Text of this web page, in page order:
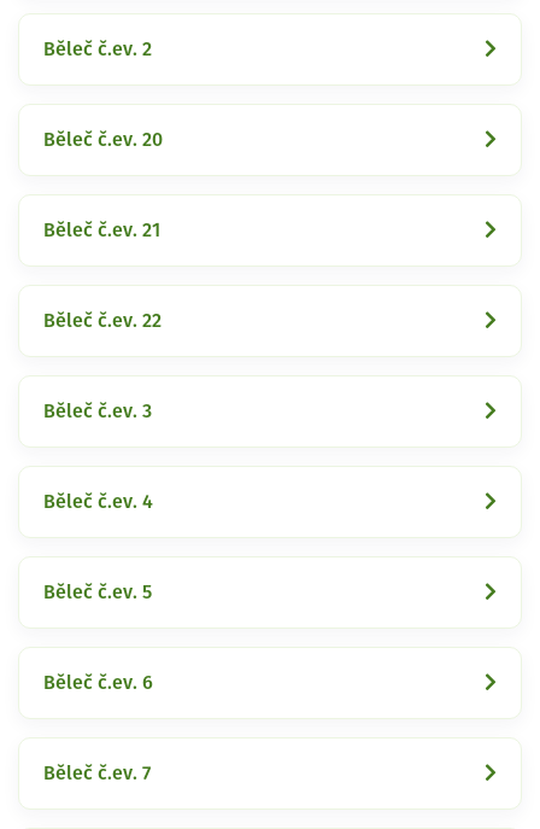
Běleč č.ev. 2
Běleč č.ev. 20
Běleč č.ev. 21
Běleč č.ev. 22
Běleč č.ev. 3
Běleč č.ev. 4
Běleč č.ev. 5
Běleč č.ev. 6
Běleč č.ev. 7